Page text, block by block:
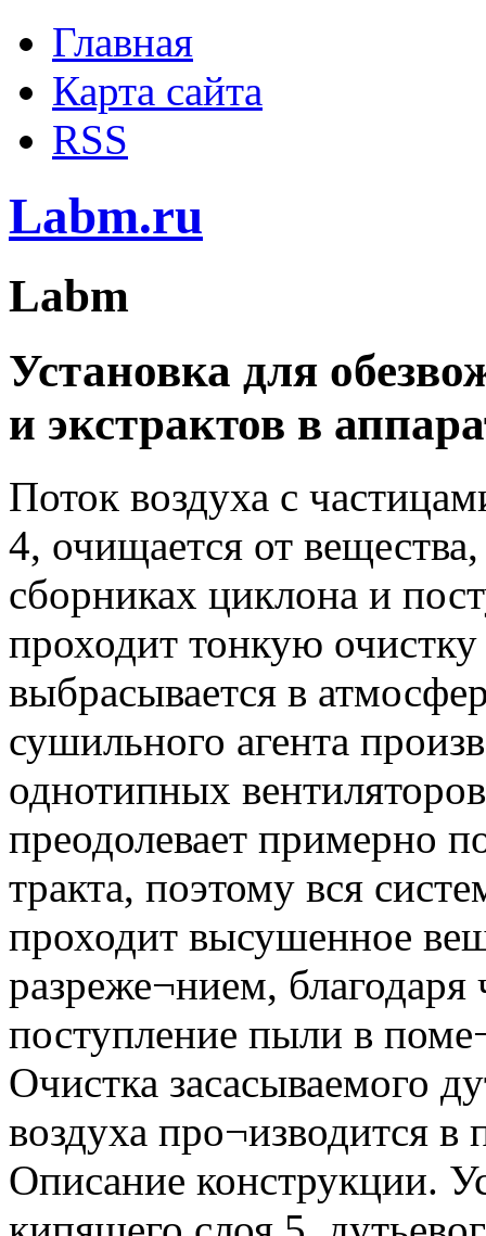
Главная
Карта сайта
RSS
Labm.ru
Labm
Установка для
и экстрактов в
Поток воздуха с
4, очищается от
сборниках циклона и
проходит тонкую
выбрасывается в
сушильного агента
однотипных
преодолевает примерно
тракта, поэтому вся
проходит высушенное
разреже¬нием,
поступление пыли в
Очистка засасываемого
воздуха про¬изводится
Описание конструкции.